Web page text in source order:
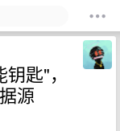
匙"，
源